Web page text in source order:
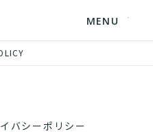
MENU
バシーポリシー